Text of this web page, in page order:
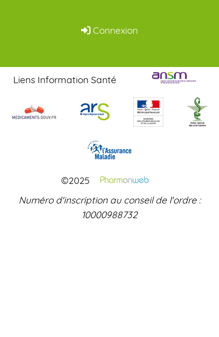
Connexion
Liens Information Santé
©2025
Numéro d'inscription au conseil de l'ordre :
10000988732